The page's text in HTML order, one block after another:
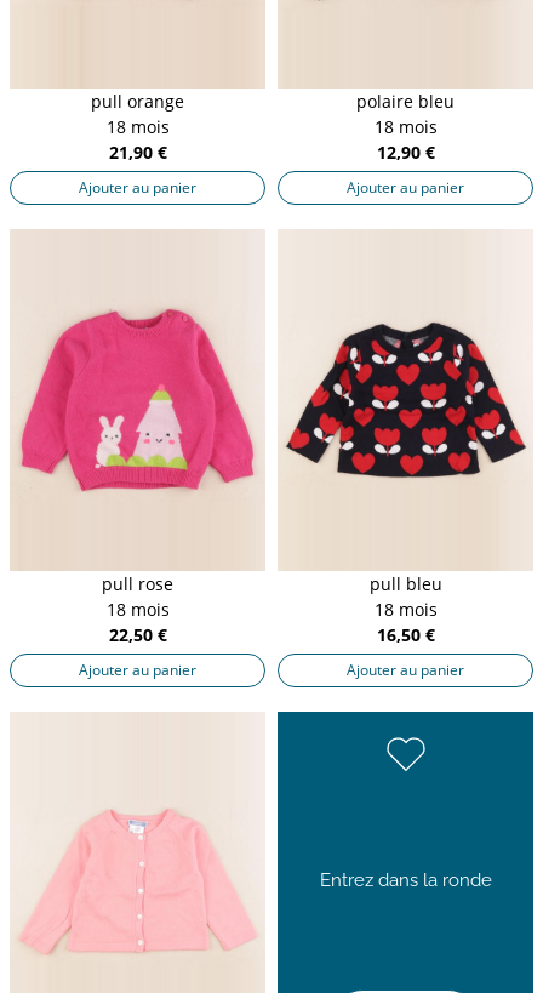
pull orange
18 mois
21,90 €
Ajouter au panier
polaire bleu
18 mois
12,90 €
Ajouter au panier
pull rose
18 mois
22,50 €
Ajouter au panier
pull bleu
18 mois
16,50 €
Ajouter au panier
Entrez dans la ronde